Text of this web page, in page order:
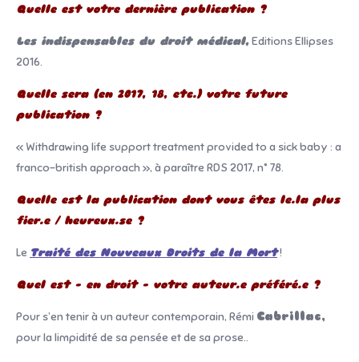
Quelle est votre dernière publication ?
Les indispensables du droit médical, Editions Ellipses
2016.
Quelle sera (en 2017, 18, etc.) votre future
publication ?
« Withdrawing life support treatment provided to a sick baby : a
franco-british approach », à paraître RDS 2017, n° 78.
Quelle est la publication dont vous êtes le.la plus
fier.e / heureux.se ?
Le Traité des Nouveaux Droits de la Mort!
Quel est – en droit – votre auteur.e préféré.e ?
Pour s’en tenir à un auteur contemporain, Rémi Cabrillac,
pour la limpidité de sa pensée et de sa prose..